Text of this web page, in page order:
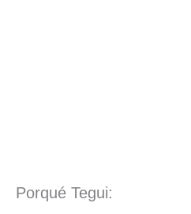
Porqué Tegui: